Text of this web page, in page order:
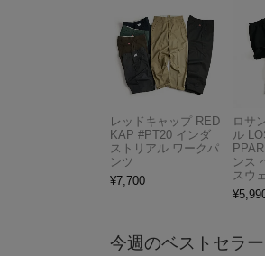
レッドキャップ RED
KAP #PT20 インダ
ストリアル ワークパ
ンツ
¥7,700
ロサ
ル
ンス
スウ
¥
今週のベストセラー